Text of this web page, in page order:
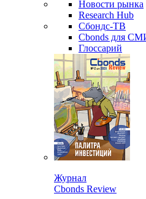
Новости & Research Hub
Новости рынка
Research Hub
Сбондс-ТВ
Cbonds для СМИ
Глоссарий